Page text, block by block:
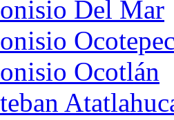
Del Mar
Ocotlán